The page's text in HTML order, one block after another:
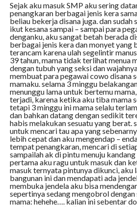
Sejak aku masuk SMP aku sering
penangkaran berbagai jenis kera
beliau bekerja disana juga. dan sudah
ikut kesana sampai – sampai para
denganku, aku sangat betah berada
berbagai jenis kera dan monyet yang
terancam karena ulah segelintir
39 tahun, mama tidak terlihat menua
dengan tubuh yang seksi dan
membuat para pegawai cowo disana
mamaku. selama 3 minggu
menunggu lama untuk bertemu
terjadi, karena ketika aku tiba mama
tetapi 3 minggu ini mama selalu
dan bahkan datang dengan sedikit
habis melakukan sesuatu yang berat.
untuk mencari tau apa yang
lebih cepat dan aku mengendap –
tempat penangkaran, mencari di
sampailah ak di pintu menuju
pertama aku ragu untuk masuk dan
masuk ternyata pintunya dikunci, aku
bangunan ini dan mendapati ada
membuka jendela aku bisa
sepertinya sedang mengobrol dengan
mama: hehehe…. kalian ini sebentar